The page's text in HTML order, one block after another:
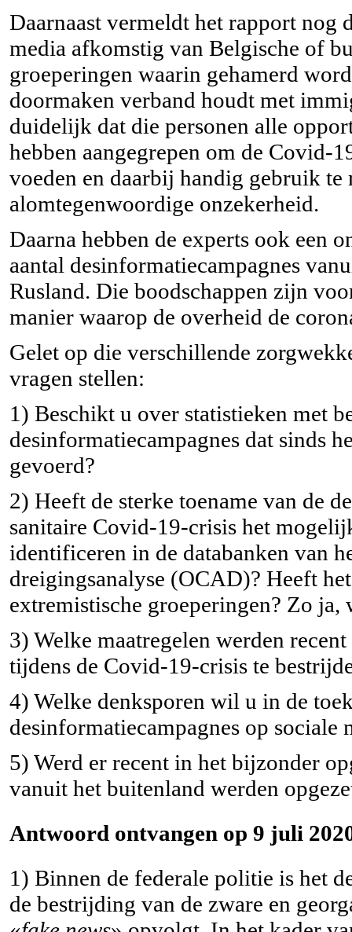
Daarnaast vermeldt het rapport nog
media afkomstig van Belgische of
groeperingen waarin gehamerd
doormaken verband houdt met
duidelijk dat die personen alle
hebben aangegrepen om de Covid-
voeden en daarbij handig gebruik te
alomtegenwoordige onzekerheid.
Daarna hebben de experts ook een
aantal desinformatiecampagnes
Rusland. Die boodschappen zijn
manier waarop de overheid de
Gelet op die verschillende
vragen stellen:
1) Beschikt u over statistieken met
desinformatiecampagnes dat sinds
gevoerd?
2) Heeft de sterke toename van de
sanitaire Covid-19-crisis het
identificeren in de databanken van
dreigingsanalyse (OCAD)? Heeft
extremistische groeperingen? Zo ja,
3) Welke maatregelen werden
tijdens de Covid-19-crisis te
4) Welke denksporen wil u in de
desinformatiecampagnes op
5) Werd er recent in het bijzonder
vanuit het buitenland werden
Antwoord ontvangen op 9 juli
1) Binnen de federale politie is het
de bestrijding van de zware en